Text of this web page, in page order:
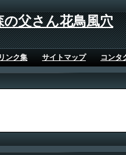
父さん花鳥風穴
リンク集 サイトマップ コンタ